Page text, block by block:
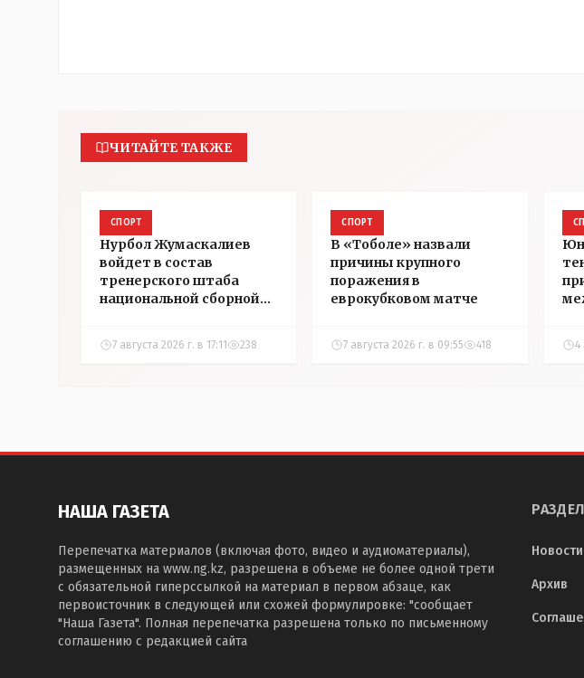
ЧИТАЙТЕ ТАКЖЕ
СПОРТ
Нурбол Жумаскалиев
войдет в состав
тренерского штаба
национальной сборной
7 августа 2026 г. в 17:11 238
СПОРТ
В «Тоболе» назвали
причины крупного
поражения в
еврокубковом матче
7 августа 2026 г. в 09:55 418 4
НАША ГАЗЕТА
Перепечатка материалов (включая фото, видео и аудиоматериалы),
размещенных на www.ng.kz, разрешена в объеме не более одной трети
с обязательной гиперссылкой на материал в первом абзаце, как
первоисточник в следующей или схожей формулировке: "сообщает
"Наша Газета". Полная перепечатка разрешена только по письменному
соглашению с редакцией сайта
Новости
Архив